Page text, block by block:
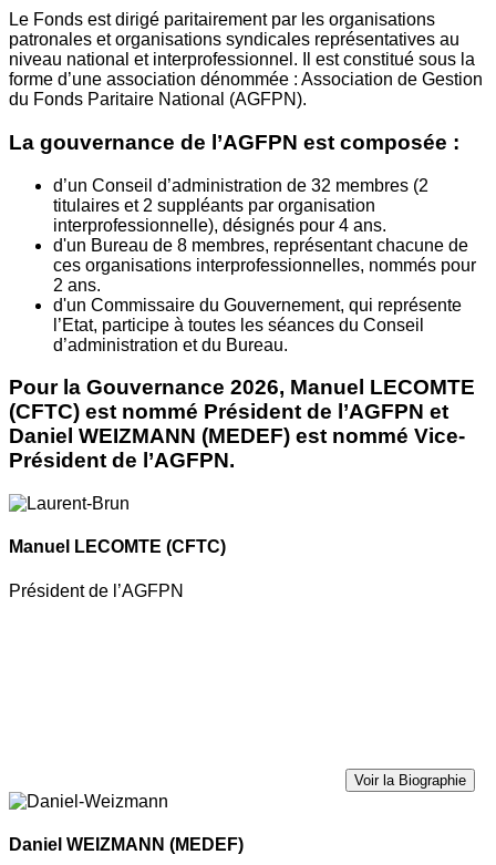
Le Fonds est dirigé paritairement par les organisations
patronales et organisations syndicales représentatives au
niveau national et interprofessionnel. Il est constitué sous la
forme d’une association dénommée : Association de Gestion
du Fonds Paritaire National (AGFPN).
La gouvernance de l’AGFPN est composée :
d’un Conseil d’administration de 32 membres (2
titulaires et 2 suppléants par organisation
interprofessionnelle), désignés pour 4 ans.
d'un Bureau de 8 membres, représentant chacune de
ces organisations interprofessionnelles, nommés pour
2 ans.
d'un Commissaire du Gouvernement, qui représente
l’Etat, participe à toutes les séances du Conseil
d’administration et du Bureau.
Pour la Gouvernance 2026, Manuel LECOMTE
(CFTC) est nommé Président de l’AGFPN et
Daniel WEIZMANN (MEDEF) est nommé Vice-
Président de l’AGFPN.
Manuel LECOMTE (CFTC)
Président de l’AGFPN
Voir la Biographie
Daniel WEIZMANN (MEDEF)